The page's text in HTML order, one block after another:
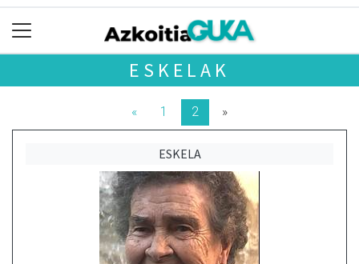
ESKELAK
« 1 2 »
ESKELA